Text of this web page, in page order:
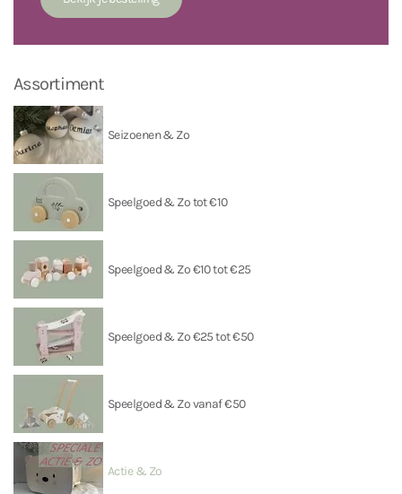
Assortiment
Seizoenen & Zo
Speelgoed & Zo tot €10
Speelgoed & Zo €10 tot €25
Speelgoed & Zo €25 tot €50
Speelgoed & Zo vanaf €50
Actie & Zo